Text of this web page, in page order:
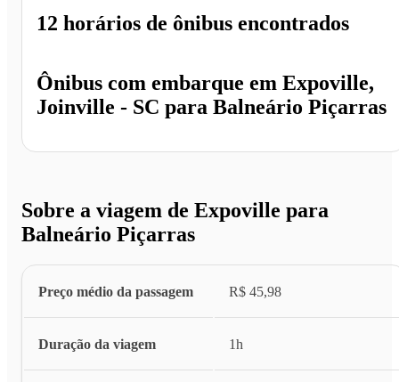
Ônibus com embarque em Expoville,
Joinville - SC para Balneário Piçarras
12 horários de ônibus encontrados
Sobre a viagem de Expoville para
Balneário Piçarras
Preço médio da passagem R$ 45,98
Duração da viagem 1h